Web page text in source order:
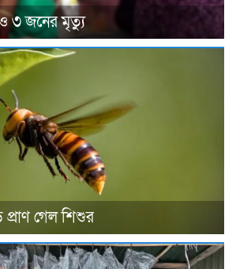
৩ জনের মৃত্যু
গেল শিশুর